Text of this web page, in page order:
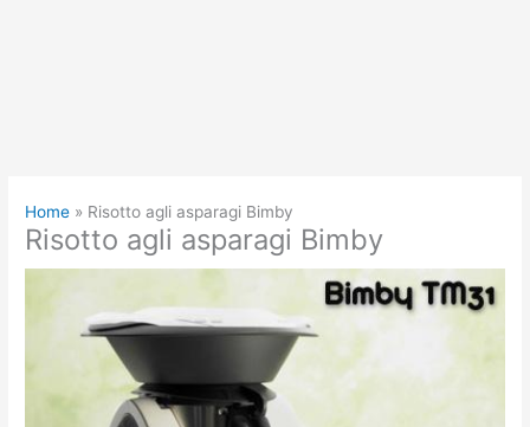
Home Risotto agli asparagi Bimby
Risotto agli asparagi Bimby